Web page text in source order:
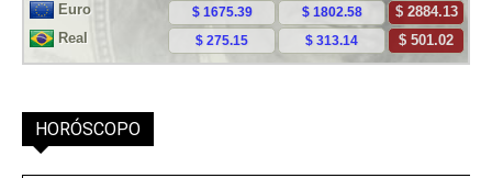
HORÓSCOPO